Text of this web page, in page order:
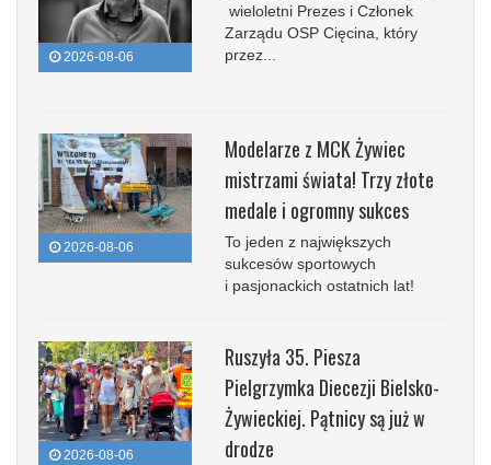
2026-08-06
wieloletni Prezes i Członek
Zarządu OSP Cięcina, który
przez...
2026-08-06
Modelarze z MCK Żywiec
mistrzami świata! Trzy złote
medale i ogromny sukces
To jeden z największych
sukcesów sportowych
i pasjonackich ostatnich lat!
2026-08-06
Ruszyła 35. Piesza
Pielgrzymka Diecezji Bielsko-
Żywieckiej. Pątnicy są już w
drodze